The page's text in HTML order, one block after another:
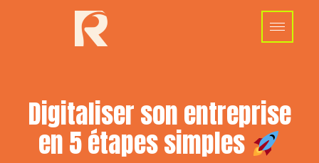
Digitaliser son entreprise
en 5 étapes simples